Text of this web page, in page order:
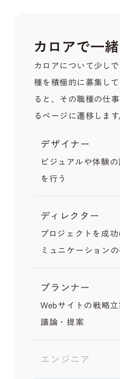
カロアで一
カロアについて少し
種を積極的に募集し
ると、その職種の仕
るページに遷移します
デザイナー
ビジュアルや体験
を行う
ディレクター
プロジェクトを成
ミュニケーション
プランナー
Webサイトの戦略
議論・提案
エンジニア